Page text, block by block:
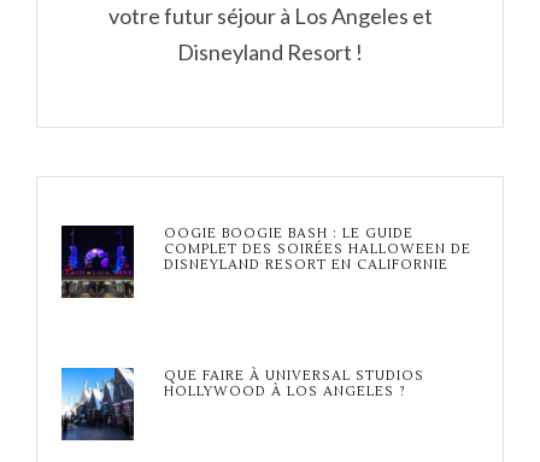
votre futur séjour à Los Angeles et
Disneyland Resort !
OOGIE BOOGIE BASH : LE GUIDE
COMPLET DES SOIRÉES HALLOWEEN DE
DISNEYLAND RESORT EN CALIFORNIE
QUE FAIRE À UNIVERSAL STUDIOS
HOLLYWOOD À LOS ANGELES ?